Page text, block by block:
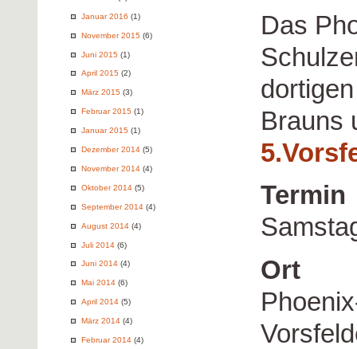
Januar 2016 (1)
November 2015 (6)
Juni 2015 (1)
April 2015 (2)
März 2015 (3)
Februar 2015 (1)
Januar 2015 (1)
Dezember 2014 (5)
November 2014 (4)
Oktober 2014 (5)
September 2014 (4)
August 2014 (4)
Juli 2014 (6)
Juni 2014 (4)
Mai 2014 (6)
April 2014 (5)
März 2014 (4)
Februar 2014 (4)
Das
Brauns
Termin
Ort